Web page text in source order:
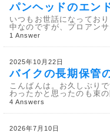
パンヘッドのエン
いつもお世話になってお
中なのですが、プロアン
1 Answer
2025年10月22日
バイクの長期保管
こんばんは。お久しぶり
わったかと思ったのも束
4 Answers
2026年7月10日